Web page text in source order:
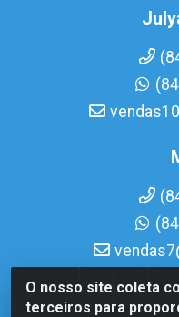
O nosso site coleta
terceiros para
Casa Norte LTDA -